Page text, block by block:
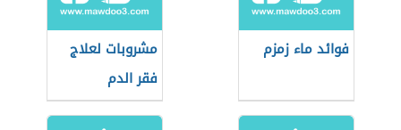
فوائد ماء زمزم
مشروبات لعلاج
فقر الدم